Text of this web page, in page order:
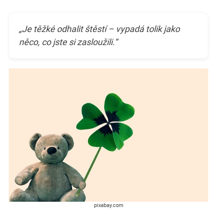
„Je těžké odhalit štěstí – vypadá tolik jako
něco, co jste si zasloužili.“
pixabay.com